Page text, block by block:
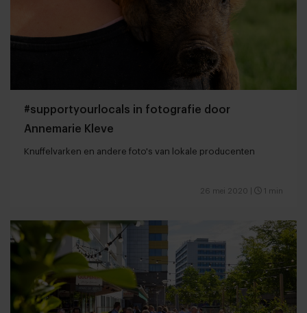
#supportyourlocals in fotografie door
Annemarie Kleve
Knuffelvarken en andere foto's van lokale producenten
26 mei 2020 1 min